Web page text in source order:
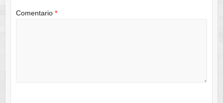
Comentario *